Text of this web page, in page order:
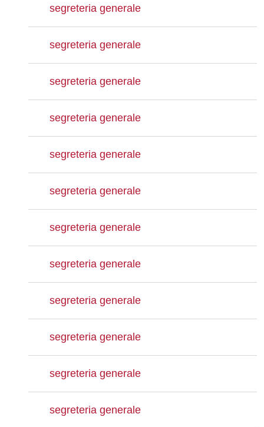
segreteria generale
segreteria generale
segreteria generale
segreteria generale
segreteria generale
segreteria generale
segreteria generale
segreteria generale
segreteria generale
segreteria generale
segreteria generale
segreteria generale